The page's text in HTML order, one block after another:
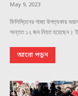
May 9, 2023
ফিলিস্তিনের গাজা উপত্যকায়
অন্তত ১২ জন নিহত হয়েছেন।
আরো পড়ুন